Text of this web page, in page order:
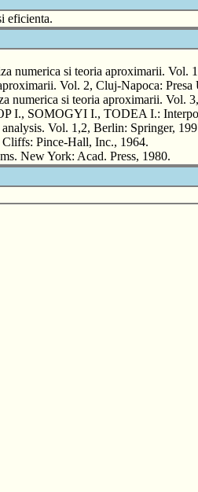
eficienta.
si teoria aproximarii. Vol.
Vol. 2, Cluj-Napoca: Presa
si teoria aproximarii. Vol. 3,
SOMOGYI I., TODEA I.:
Vol. 1,2, Berlin: Springer,
Pince-Hall, Inc., 1964.
New York: Acad. Press, 1980.